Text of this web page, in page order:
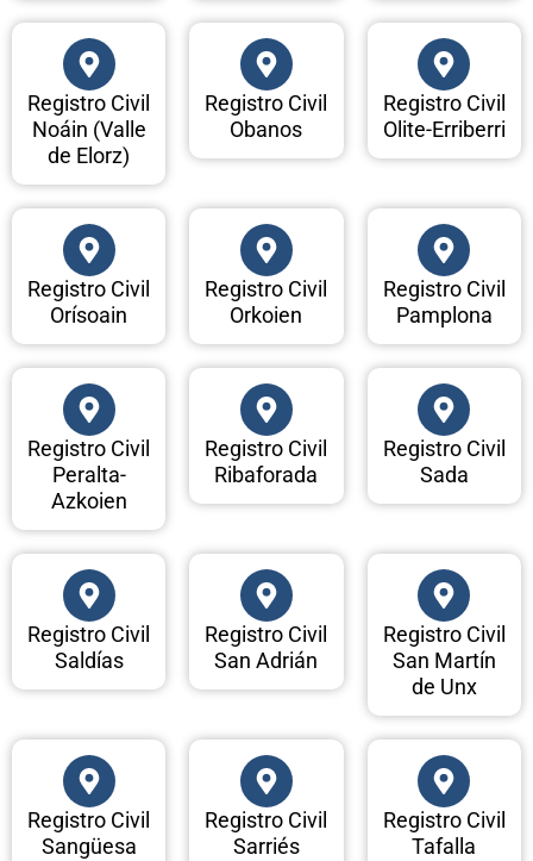
Registro Civil
Noáin (Valle
de Elorz)
Registro Civil
Obanos
Registro Civil
Olite-Erriberri
Registro Civil
Orísoain
Registro Civil
Orkoien
Registro Civil
Pamplona
Registro Civil
Peralta-
Azkoien
Registro Civil
Ribaforada
Registro Civil
Sada
Registro Civil
Saldías
Registro Civil
San Adrián
Registro Civil
San Martín
de Unx
Registro Civil
Sangüesa
Registro Civil
Sarriés
Registro Civil
Tafalla